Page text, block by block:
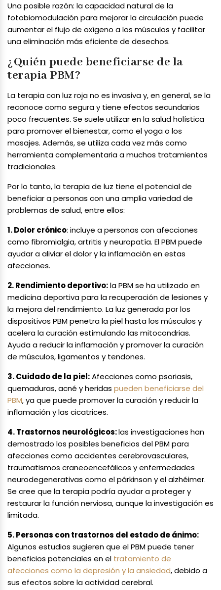
Una posible razón: la capacidad natural de la
fotobiomodulación para mejorar la circulación puede
aumentar el flujo de oxígeno a los músculos y facilitar
una eliminación más eficiente de desechos.
¿Quién puede beneficiarse de la
terapia PBM?
La terapia con luz roja no es invasiva y, en general, se la
reconoce como segura y tiene efectos secundarios
poco frecuentes. Se suele utilizar en la salud holística
para promover el bienestar, como el yoga o los
masajes. Además, se utiliza cada vez más como
herramienta complementaria a muchos tratamientos
tradicionales.
Por lo tanto, la terapia de luz tiene el potencial de
beneficiar a personas con una amplia variedad de
problemas de salud, entre ellos:
1. Dolor crónico: incluye a personas con afecciones
como fibromialgia, artritis y neuropatía. El PBM puede
ayudar a aliviar el dolor y la inflamación en estas
afecciones.
2. Rendimiento deportivo:la PBM se ha utilizado en
medicina deportiva para la recuperación de lesiones y
la mejora del rendimiento. La luz generada por los
dispositivos PBM penetra la piel hasta los músculos y
acelera la curación estimulando las mitocondrias.
Ayuda a reducir la inflamación y promover la curación
de músculos, ligamentos y tendones.
3. Cuidado de la piel:Afecciones como psoriasis,
quemaduras, acné y heridas pueden beneficiarse del
PBM, ya que puede promover la curación y reducir la
inflamación y las cicatrices.
4. Trastornos neurológicos:las investigaciones han
demostrado los posibles beneficios del PBM para
afecciones como accidentes cerebrovasculares,
traumatismos craneoencefálicos y enfermedades
neurodegenerativas como el párkinson y el alzhéimer.
Se cree que la terapia podría ayudar a proteger y
restaurar la función nerviosa, aunque la investigación es
limitada.
5. Personas con trastornos del estado de ánimo:
Algunos estudios sugieren que el PBM puede tener
beneficios potenciales en el tratamiento de
afecciones como la depresión y la ansiedad, debido a
sus efectos sobre la actividad cerebral.